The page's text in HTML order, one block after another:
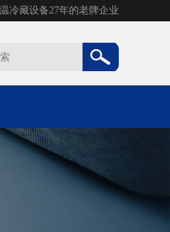
冷藏设备27年的老牌企业